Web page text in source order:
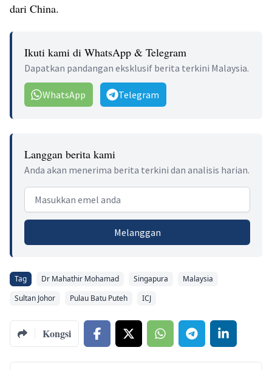
dari China.
Ikuti kami di WhatsApp & Telegram
Dapatkan pandangan eksklusif berita terkini Malaysia.
WhatsApp Telegram
Langgan berita kami
Anda akan menerima berita terkini dan analisis harian.
Email address
Melanggan
Tag Dr Mahathir Mohamad Singapura
Malaysia
Sultan Johor
Pulau Batu Puteh ICJ
Kongsi